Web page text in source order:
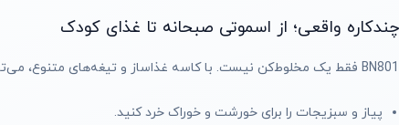
چندکاره واقعی؛ از اسموتی صبحانه تا غذای کودک
BN801 فقط یک مخلوط‌کن نیست. با کاسه غذاساز و تیغه‌های متنوع، می‌توانید:
پیاز و سبزیجات را برای خورشت و خوراک خرد کنید.